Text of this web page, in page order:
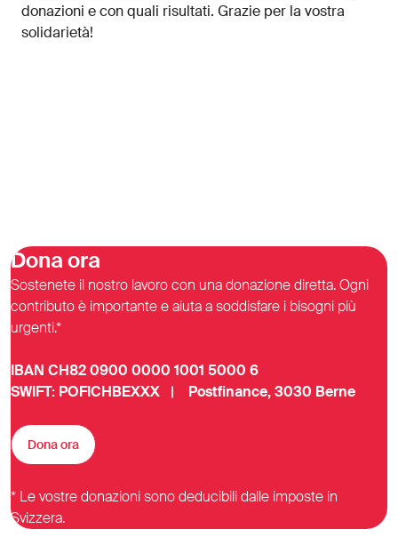
donazioni e con quali risultati. Grazie per la vostra
solidarietà!
Dona ora
Sostenete il nostro lavoro con una donazione diretta. Ogni
contributo è importante e aiuta a soddisfare i bisogni più
urgenti.*
IBAN CH82 0900 0000 1001 5000 6
SWIFT: POFICHBEXXX | Postfinance, 3030 Berne
Dona ora
* Le vostre donazioni sono deducibili dalle imposte in
Svizzera.